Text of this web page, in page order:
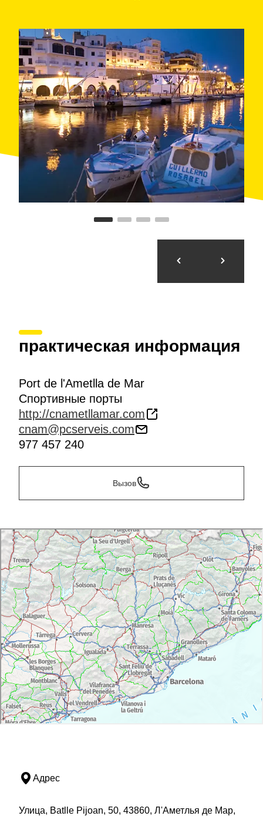
аренду, а также предлагаются традиционные для
занятия мореплаванием услуги:
службы технического обслуживания,сухого дока
точки заправкитоплива, крана и стапеля,
медицинского пункта,информационно-
метеорологическойслужбы и государственной
службы мореходства, службы сбора отходов, и т.д.
На пристани расположено административное
здание Яхт-клуба «Л’Амеллья-де-Мар», который
осуществляет управление гаванью для
спортивных суден и предлагает своим членам
всевозможные услуги. В их числе – закусочная и
, общественный клуб,отель,
супермаркет и
школа парусного спорта.
и многочисленные бары и рестораны.
практическая информация
Port de l'Ametlla de Mar
Спортивные порты
http://cnametllamar.com
cnam@pcserveis.com
977 457 240
Вызов
Адрес
Улица, Batlle Pijoan, 50, 43860, Л'Аметлья де Мар,